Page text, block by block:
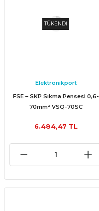
TÜKENDİ
Elektronikport
FSE – SKP Sıkma Pensesi 0,6-
70mm² VSQ-70SC
6.484,47 TL